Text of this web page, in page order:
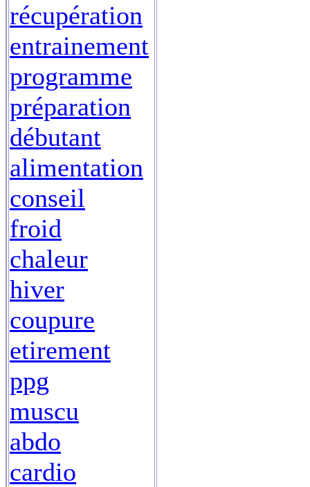
récupération
entrainement
programme
préparation
débutant
alimentation
conseil
froid
chaleur
hiver
coupure
etirement
ppg
muscu
abdo
cardio